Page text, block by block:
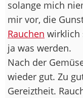
solange mich
mir vor, die
Rauchen wirklich
ja was werden.
Nach der
wieder gut. Zu
Gereiztheit.